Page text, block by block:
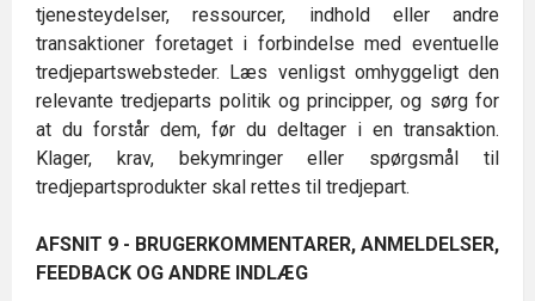
tjenesteydelser, ressourcer, indhold eller andre
transaktioner foretaget i forbindelse med eventuelle
tredjepartswebsteder. Læs venligst omhyggeligt den
relevante tredjeparts politik og principper, og sørg for
at du forstår dem, før du deltager i en transaktion.
Klager, krav, bekymringer eller spørgsmål til
tredjepartsprodukter skal rettes til tredjepart.
AFSNIT 9 - BRUGERKOMMENTARER, ANMELDELSER,
FEEDBACK OG ANDRE INDLÆG